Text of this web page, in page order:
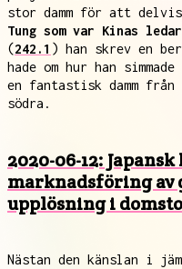
stor damm för att
Tung som var Kinas
(242.1 ) han skrev en
hade om hur han
en fantastisk damm
södra.
2020-06-12:
marknadsföring av
upplösning i
Nästan den känslan i